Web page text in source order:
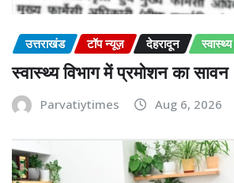
उत्तराखंड टॉप न्यूज़ देहरादून स्वास्थ्य
स्वास्थ्य विभाग में प्रमोशन का सावन
Parvatiytimes Aug 6, 2026